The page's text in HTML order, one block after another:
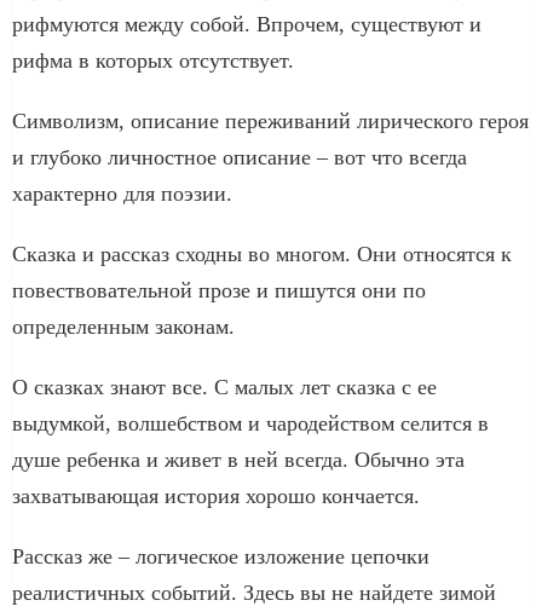
рифмуются между собой. Впрочем, существуют и
рифма в которых отсутствует.
Символизм, описание переживаний лирического героя
и глубоко личностное описание – вот что всегда
характерно для поэзии.
Сказка и рассказ сходны во многом. Они относятся к
повествовательной прозе и пишутся они по
определенным законам.
О сказках знают все. С малых лет сказка с ее
выдумкой, волшебством и чародейством селится в
душе ребенка и живет в ней всегда. Обычно эта
захватывающая история хорошо кончается.
Рассказ же – логическое изложение цепочки
реалистичных событий. Здесь вы не найдете зимой